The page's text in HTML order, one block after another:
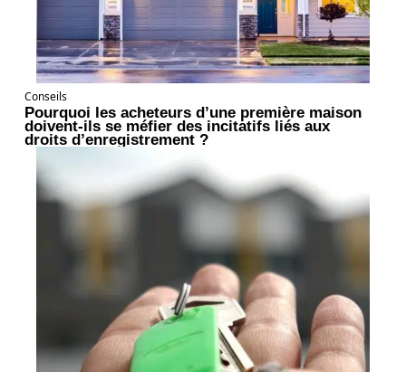
Conseils
Pourquoi les acheteurs d’une première maison
doivent-ils se méfier des incitatifs liés aux
droits d’enregistrement ?